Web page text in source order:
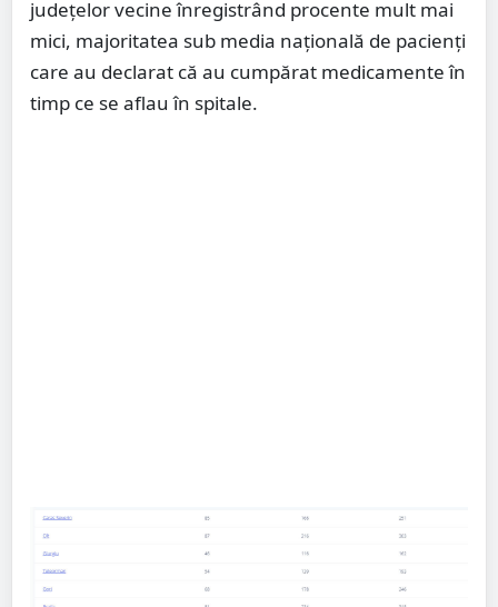
județelor vecine înregistrând procente mult mai
mici, majoritatea sub media națională de pacienți
care au declarat că au cumpărat medicamente în
timp ce se aflau în spitale.